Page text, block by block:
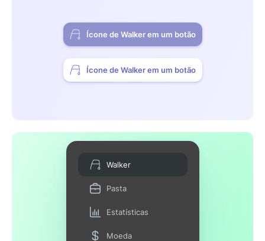
Ícone de Walker em um botão
Ícone de Walker em um botão
Walker
Pasta
Estatísticas
Moeda